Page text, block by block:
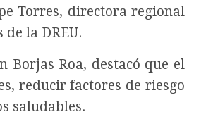
Torres, directora regional
la DREU.
Borjas Roa, destacó que el
reducir factores de riesgo
saludables.